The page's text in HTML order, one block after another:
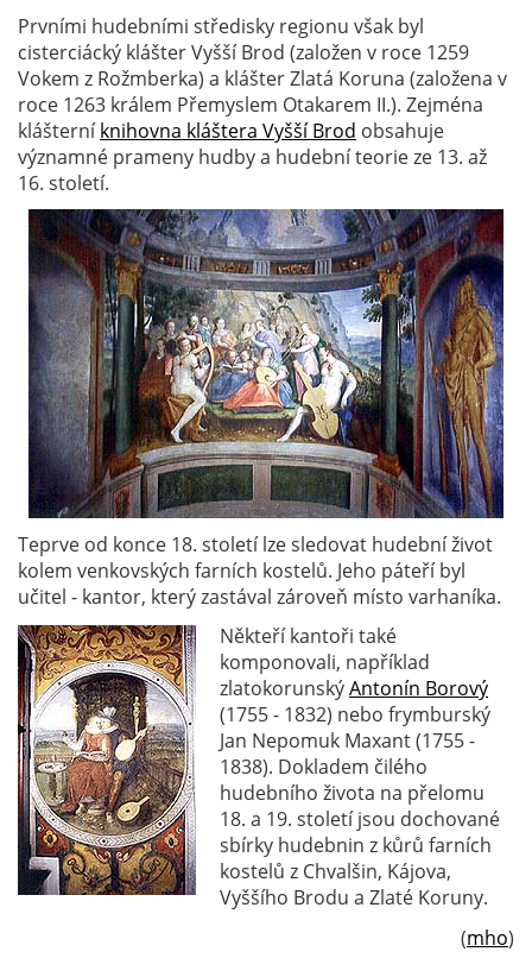
Prvními hudebními středisky regionu však byl
cisterciácký klášter Vyšší Brod (založen v roce 1259
Vokem z Rožmberka) a klášter Zlatá Koruna (založena v
roce 1263 králem Přemyslem Otakarem II.). Zejména
klášterníknihovna kláštera Vyšší Brod obsahuje
významné prameny hudby a hudební teorie ze 13. až
16. století.
Teprve od konce 18. století lze sledovat hudební život
kolem venkovských farních kostelů. Jeho páteří byl
učitel - kantor, který zastával zároveň místo varhaníka.
Někteří kantoři také
komponovali, například
zlatokorunskýAntonín Borový
(1755 - 1832) nebo frymburský
Jan Nepomuk Maxant (1755 -
1838). Dokladem čilého
hudebního života na přelomu
18. a 19. století jsou dochované
sbírky hudebnin z kůrů farních
kostelů z Chvalšin, Kájova,
Vyššího Brodu a Zlaté Koruny.
(mho)